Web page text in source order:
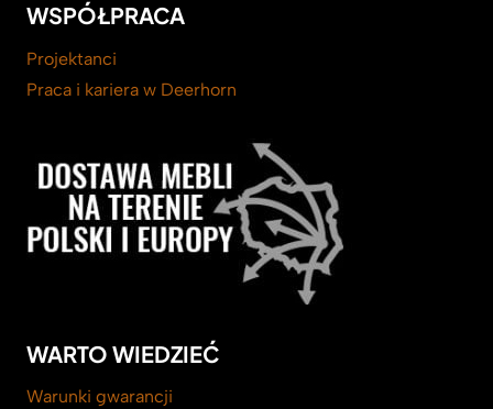
WSPÓŁPRACA
Projektanci
Praca i kariera w Deerhorn
WARTO WIEDZIEĆ
Warunki gwarancji